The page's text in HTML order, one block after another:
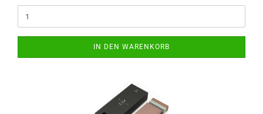
IN DEN WARENKORB